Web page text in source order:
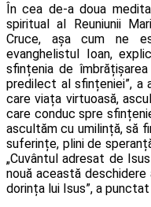
În cea de-a doua
spiritual al Reuniunii
Cruce, așa cum ne
evanghelistul Ioan,
sfințenia de
predilect al sfințeniei”, a
care viața virtuoasă,
care conduc spre
ascultăm cu umilință, să
suferințe, plini de
„Cuvântul adresat de
nouă această
dorința lui Isus”, a